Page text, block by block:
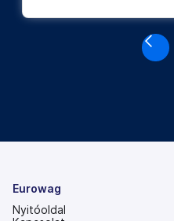
Eurowag
Nyitóoldal